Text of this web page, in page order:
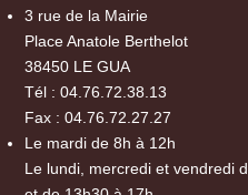
3 rue de la Mairie
Place Anatole Berthelot
38450 LE GUA
Tél : 04.76.72.38.13
Fax : 04.76.72.27.27
Le mardi de 8h à 12h
Le lundi, mercredi et vendredi